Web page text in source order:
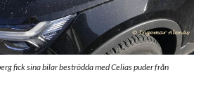
fick sina bilar beströdda med Celias puder från